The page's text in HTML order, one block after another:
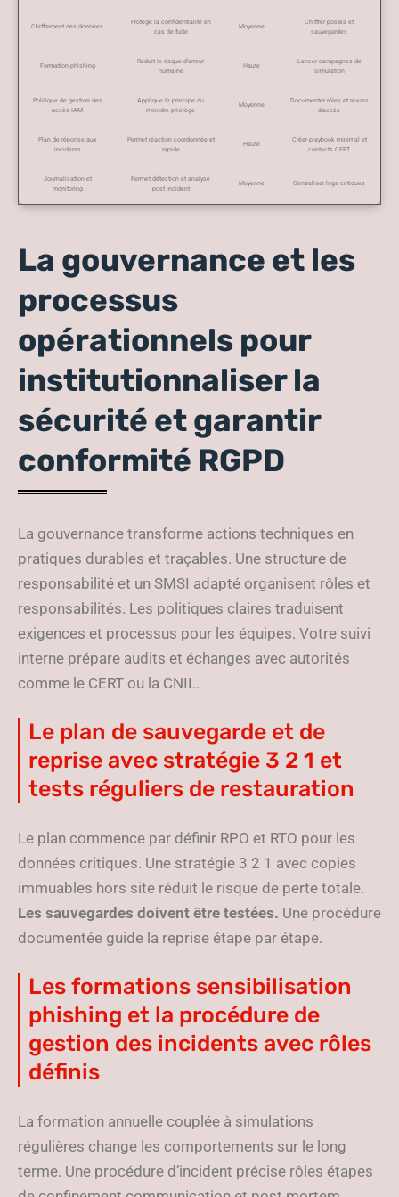
Chiffrement des données
Protège la confidentialité en
cas de fuite
Moyenne
Chiffrer postes et
sauvegardes
Formation phishing
Réduit le risque d’erreur
humaine
Haute
Lancer campagnes de
simulation
Politique de gestion des
accès IAM
Applique le principe du
moindre privilège
Moyenne
Documenter rôles et revues
d’accès
Plan de réponse aux
incidents
Permet réaction coordonnée et
rapide
Haute
Créer playbook minimal et
contacts CERT
Journalisation et
monitoring
Permet détection et analyse
post incident
Moyenne Centraliser logs critiques
La gouvernance et les
processus
opérationnels pour
institutionnaliser la
sécurité et garantir
conformité RGPD
La gouvernance transforme actions techniques en
pratiques durables et traçables. Une structure de
responsabilité et un SMSI adapté organisent rôles et
responsabilités. Les politiques claires traduisent
exigences et processus pour les équipes. Votre suivi
interne prépare audits et échanges avec autorités
comme le CERT ou la CNIL.
Le plan de sauvegarde et de
reprise avec stratégie 3 2 1 et
tests réguliers de restauration
Le plan commence par définir RPO et RTO pour les
données critiques. Une stratégie 3 2 1 avec copies
immuables hors site réduit le risque de perte totale.
Les sauvegardes doivent être testées. Une procédure
documentée guide la reprise étape par étape.
Les formations sensibilisation
phishing et la procédure de
gestion des incidents avec rôles
définis
La formation annuelle couplée à simulations
régulières change les comportements sur le long
terme. Une procédure d’incident précise rôles étapes